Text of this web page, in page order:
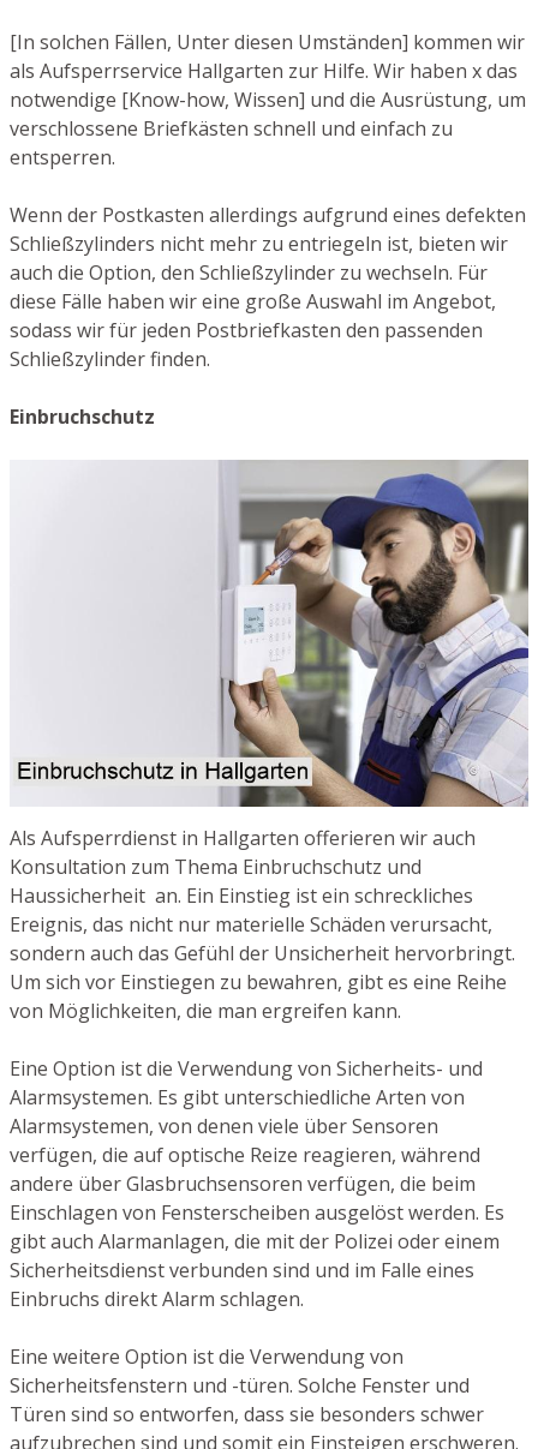
[In solchen Fällen, Unter diesen Umständen] kommen wir
als Aufsperrservice Hallgarten zur Hilfe. Wir haben x das
notwendige [Know-how, Wissen] und die Ausrüstung, um
verschlossene Briefkästen schnell und einfach zu
entsperren.
Wenn der Postkasten allerdings aufgrund eines defekten
Schließzylinders nicht mehr zu entriegeln ist, bieten wir
auch die Option, den Schließzylinder zu wechseln. Für
diese Fälle haben wir eine große Auswahl im Angebot,
sodass wir für jeden Postbriefkasten den passenden
Schließzylinder finden.
Einbruchschutz
Als Aufsperrdienst in Hallgarten offerieren wir auch
Konsultation zum Thema Einbruchschutz und
Haussicherheit an. Ein Einstieg ist ein schreckliches
Ereignis, das nicht nur materielle Schäden verursacht,
sondern auch das Gefühl der Unsicherheit hervorbringt.
Um sich vor Einstiegen zu bewahren, gibt es eine Reihe
von Möglichkeiten, die man ergreifen kann.
Eine Option ist die Verwendung von Sicherheits- und
Alarmsystemen. Es gibt unterschiedliche Arten von
Alarmsystemen, von denen viele über Sensoren
verfügen, die auf optische Reize reagieren, während
andere über Glasbruchsensoren verfügen, die beim
Einschlagen von Fensterscheiben ausgelöst werden. Es
gibt auch Alarmanlagen, die mit der Polizei oder einem
Sicherheitsdienst verbunden sind und im Falle eines
Einbruchs direkt Alarm schlagen.
Eine weitere Option ist die Verwendung von
Sicherheitsfenstern und -türen. Solche Fenster und
Türen sind so entworfen, dass sie besonders schwer
aufzubrechen sind und somit ein Einsteigen erschweren.